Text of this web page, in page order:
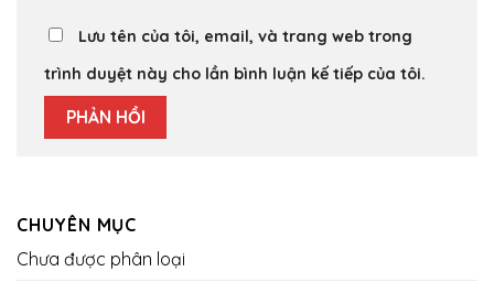
Lưu tên của tôi, email, và trang web trong
trình duyệt này cho lần bình luận kế tiếp của tôi.
CHUYÊN MỤC
Chưa được phân loại